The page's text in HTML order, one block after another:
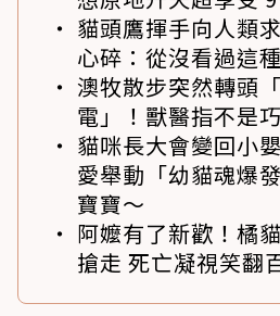
貓頭鷹揮手向人類
心碎：從沒看過這
澳牧散步突然轉頭
電」！獸醫指不是
貓咪長大會變回小
愛舉動「幼貓魂爆
寶寶～
阿嬤有了新歡！橘
搶走 死亡凝視笑翻